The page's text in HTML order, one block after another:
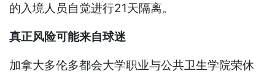
的入境人员自觉进行21天隔离。
真正风险可能来自球迷
加拿大多伦多都会大学职业与公共卫生学院荣休